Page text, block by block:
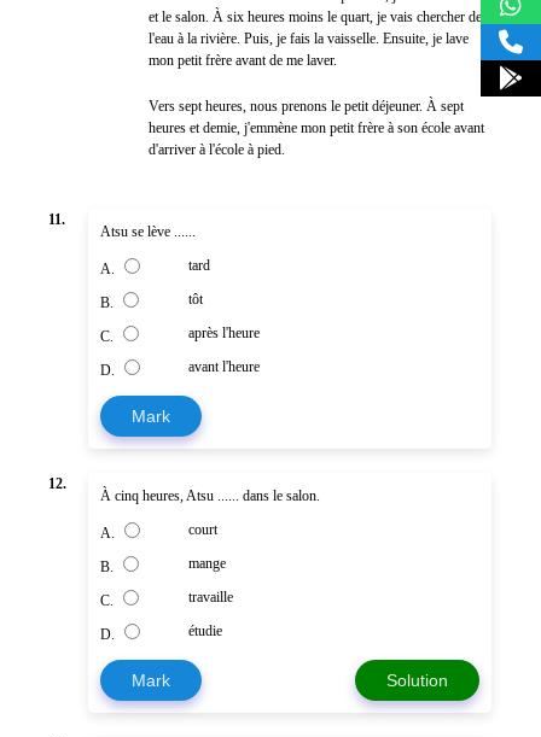
et le salon. À six heures moins le quart, je vais chercher de
l'eau à la rivière. Puis, je fais la vaisselle. Ensuite, je lave
mon petit frère avant de me laver.
Vers sept heures, nous prenons le petit déjeuner. À sept
heures et demie, j'emmène mon petit frère à son école avant
d'arriver à l'école à pied.
11.
Atsu se lève ......
A. tard
B. tôt
C. après l'heure
D. avant l'heure
Mark
12.
À cinq heures, Atsu ...... dans le salon.
A. court
B. mange
C. travaille
D. étudie
Mark Solution